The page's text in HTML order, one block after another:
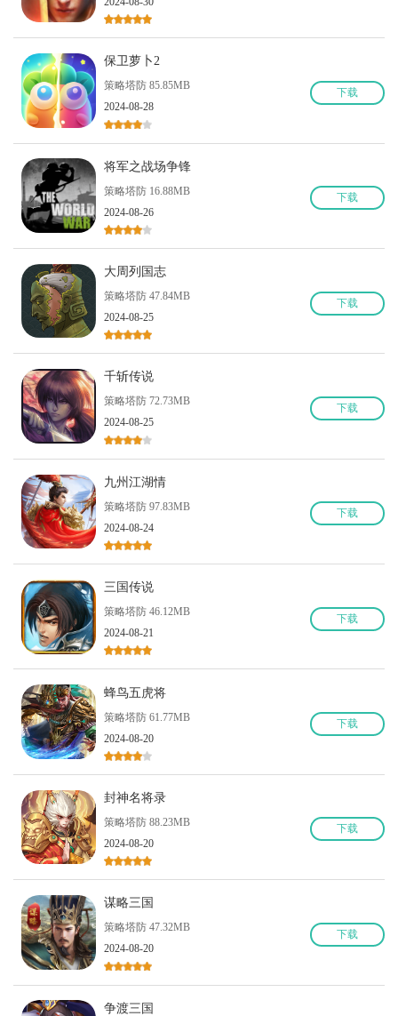
保卫萝卜2
策略塔防 85.85MB
2024-08-28
下载
将军之战场争锋
策略塔防 16.88MB
2024-08-26
下载
大周列国志
策略塔防 47.84MB
2024-08-25
下载
千斩传说
策略塔防 72.73MB
2024-08-25
下载
九州江湖情
策略塔防 97.83MB
2024-08-24
下载
三国传说
策略塔防 46.12MB
2024-08-21
下载
蜂鸟五虎将
策略塔防 61.77MB
2024-08-20
下载
封神名将录
策略塔防 88.23MB
2024-08-20
下载
谋略三国
策略塔防 47.32MB
2024-08-20
下载
争渡三国